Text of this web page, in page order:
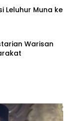
Leluhur Muna ke
Warisan